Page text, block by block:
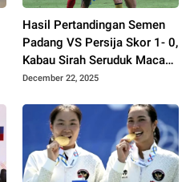
Hasil Pertandingan Semen
Padang VS Persija Skor 1- 0,
Kabau Sirah Seruduk Macan
Kemayoran
December 22, 2025